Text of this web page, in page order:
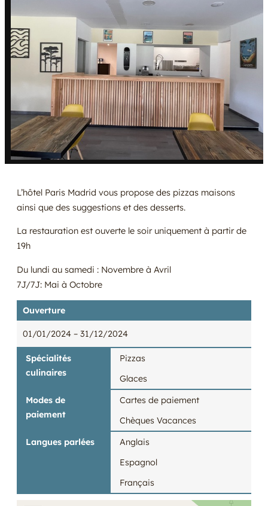
L’hôtel Paris Madrid vous propose des pizzas maisons
ainsi que des suggestions et des desserts.
La restauration est ouverte le soir uniquement à partir de
19h
Du lundi au samedi : Novembre à Avril
7J/7J: Mai à Octobre
Ouverture
01/01/2024 – 31/12/2024
Spécialités
culinaires
Pizzas
Glaces
Modes de
paiement
Cartes de paiement
Chèques Vacances
Langues parlées
Anglais
Espagnol
Français